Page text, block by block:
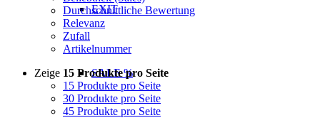
EXIT
SALE %
Durchschnittliche Bewertung
Relevanz
Zufall
Artikelnummer
Zeige 15 Produkte pro Seite
15 Produkte pro Seite
30 Produkte pro Seite
45 Produkte pro Seite